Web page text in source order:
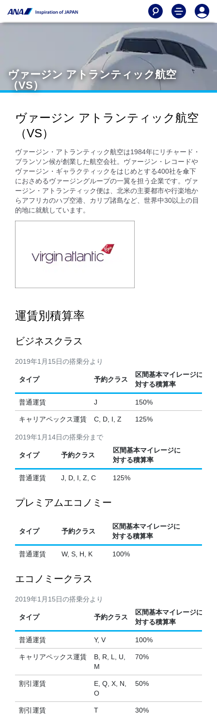
ヴァージン アトランティック航空
（VS）
ヴァージン アトランティック航空
（VS）
ヴァージン・アトランティック航空は1984年にリチャード・
ブランソン候が創業した航空会社。ヴァージン・レコードや
ヴァージン・ギャラクティックをはじめとする400社を傘下
におさめるヴァージングループの一翼を担う企業です。ヴァ
ージン・アトランティック便は、北米の主要都市や行楽地か
らアフリカのハブ空港、カリブ諸島など、世界中30以上の目
的地に就航しています。
運賃別積算率
ビジネスクラス
2019年1月15日の搭乗分より
タイプ 予約クラス
区間基本マイレージに
対する積算率
普通運賃 J 150%
キャリアペックス運賃 C, D, I, Z 125%
2019年1月14日の搭乗分まで
タイプ 予約クラス
区間基本マイレージに
対する積算率
普通運賃 J, D, I, Z, C 125%
プレミアムエコノミー
タイプ 予約クラス
区間基本マイレージに
対する積算率
普通運賃 W, S, H, K 100%
エコノミークラス
2019年1月15日の搭乗分より
タイプ 予約クラス
区間基本マイレージに
対する積算率
普通運賃 Y, V 100%
キャリアペックス運賃
B, R, L, U,
M
70%
割引運賃
E, Q, X, N,
O
50%
割引運賃 T 30%